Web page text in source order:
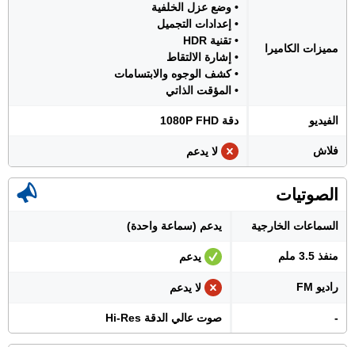
مميزات الكاميرا
• وضع عزل الخلفية
• إعدادات التجميل
• تقنية HDR
• إشارة الالتقاط
• كشف الوجوه والابتسامات
• المؤقت الذاتي
الفيديو دقة 1080P FHD
فلاش لا يدعم
الصوتيات
السماعات الخارجية يدعم (سماعة واحدة)
منفذ 3.5 ملم يدعم
راديو FM لا يدعم
- صوت عالي الدقة Hi-Res